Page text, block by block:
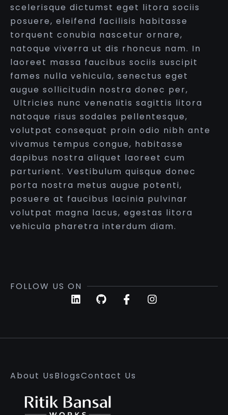
scelerisque dictumst eget litora sociis
posuere, eleifend facilisis habitasse
torquent conubia nascetur ornare,
natoque viverra ut dis rhoncus nam. In
laoreet massa faucibus sociis suscipit
fames nulla vehicula, senectus eget
augue sollicitudin nostra donec per,
Ultricies nunc venenatis sagittis litora
natoque risus sodales pellentesque,
volutpat consequat proin odio nibh ante
vivamus tempus congue, habitasse
dapibus nostra aliquet laoreet cum
parturient. Vestibulum quisque donec
porta nostra metus augue potenti,
posuere at faucibus lacinia pulvinar
volutpat magna lacus, egestas litora
vehicula pharetra interdum diam.
FOLLOW US ON
About UsBlogsContact Us